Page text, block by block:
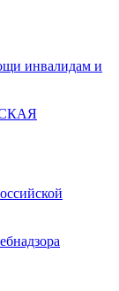
инвалидам и